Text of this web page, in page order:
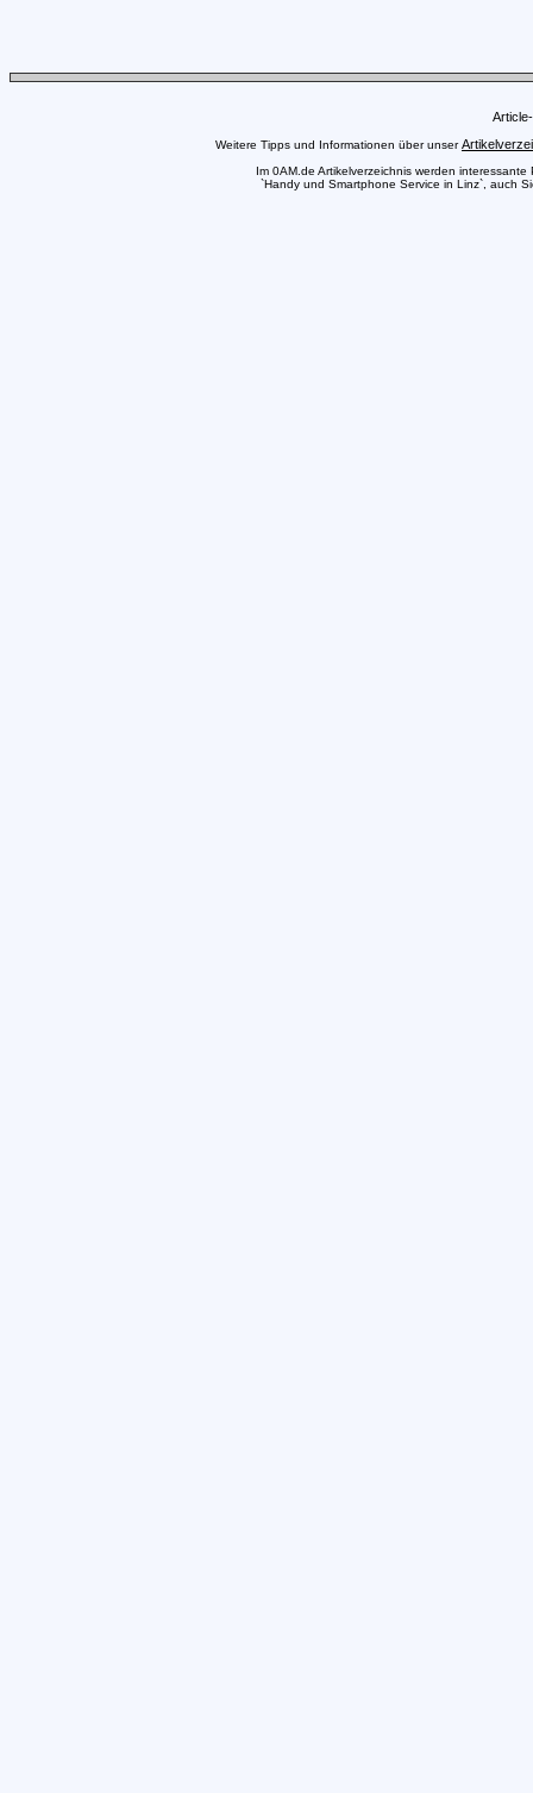
Weitere Tipps und Informationen über unser
Im 0AM.de Artikelverzeichnis werden
`Handy und Smartphone Service in Linz`, auch